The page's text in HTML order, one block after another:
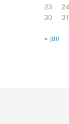
23
24
30
31
« jan